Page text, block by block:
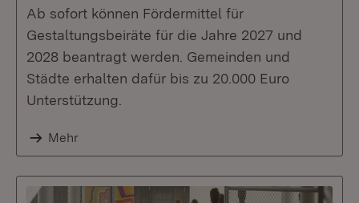
Ab sofort können Fördermittel für
Gestaltungsbeiräte für die Jahre 2027 und
2028 beantragt werden. Gemeinden und
Städte erhalten dafür bis zu 20.000 Euro
Unterstützung.
Mehr